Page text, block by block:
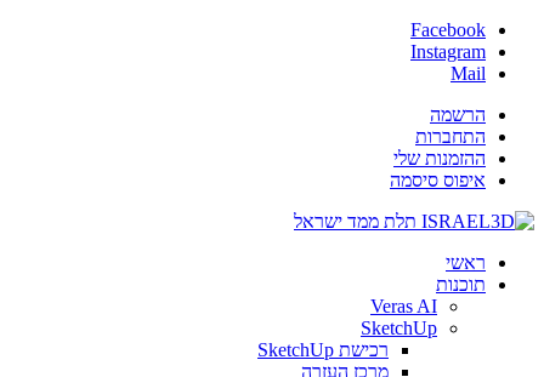
Facebook
Instagram
Mail
הרשמה
התחברות
ההזמנות שלי
איפוס סיסמה
ראשי
תוכנות
Veras AI
SketchUp
רכישת SketchUp
מרכז העזרה